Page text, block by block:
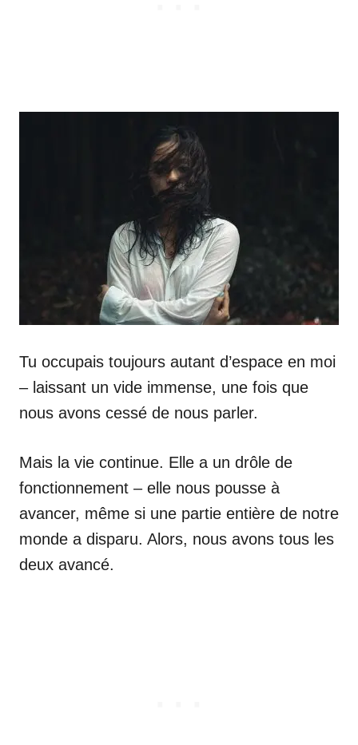
Tu occupais toujours autant d’espace en moi
– laissant un vide immense, une fois que
nous avons cessé de nous parler.
Mais la vie continue. Elle a un drôle de
fonctionnement – elle nous pousse à
avancer, même si une partie entière de notre
monde a disparu. Alors, nous avons tous les
deux avancé.